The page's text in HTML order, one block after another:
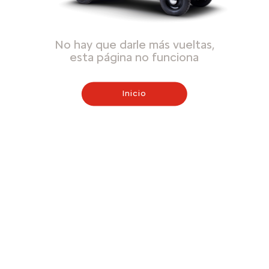
No hay que darle más vueltas,
esta página no funciona
Inicio